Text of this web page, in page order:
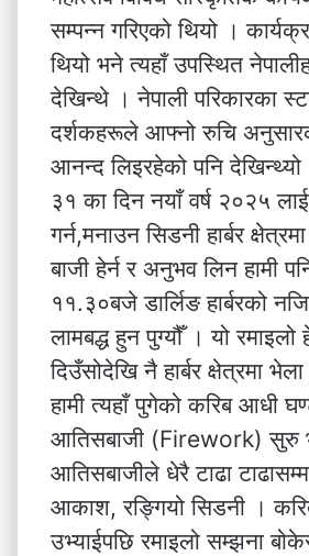
सम्पन्न गरिएको थियो ।
थियो भने त्यहाँ उपस्थित
देखिन्थे । नेपाली परिकारका
दर्शकहरूले आफ्नो रुचि
आनन्द लिइरहेको पनि
३१ का दिन नयाँ वर्ष २०२५
गर्न,मनाउन सिडनी हार्बर
बाजी हेर्न र अनुभव लिन हामी
११.३०बजे डार्लिङ हार्बरको
लामबद्ध हुन पुग्यौँ । यो रमाइलो
दिउँसोदेखि नै हार्बर क्षेत्रमा
हामी त्यहाँ पुगेको करिब आधी
आतिसबाजी (Firework) सुरु
आतिसबाजीले धेरै टाढा
आकाश, रङ्गियो सिडनी ।
उभ्याईपछि रमाइलो सम्झना